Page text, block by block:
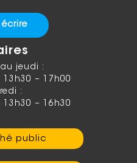
écrire
jeudi :
– 17h00
:
– 16h30
public